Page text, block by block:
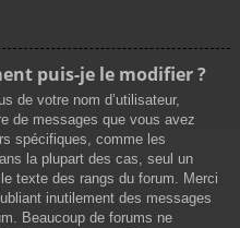
puis-je le modifier ?
de votre nom d’utilisateur,
de messages que vous avez
spécifiques, comme les
la plupart des cas, seul un
texte des rangs du forum. Merci
inutilement des messages
Beaucoup de forums ne